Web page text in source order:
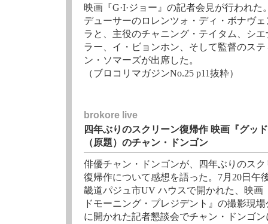
映画『G·I·ジョー』の記者会見が行われた
デューサーのロレンツォ・ディ・ボナヴェ
ラと、主役のチャニング・テイタム、シエ
ラー、イ・ビョンホン、そして監督のステ
ン・ソマーズが出席した。
（ブロコリマガジンNo.25 p11抜粋）
brokore live
四年ぶりのスクリーン復帰作 映画『グッ
（原題）のチャン・ドンゴン
俳優チャン・ドンゴンが、四年ぶりのスク
復帰作について感想を語った。7月20日午
畿道パジュ市UV ハウスで開かれた、映画
ドモーニング・プレジデント』の撮影現
に開かれた記者懇談会でチャン・ドンゴン